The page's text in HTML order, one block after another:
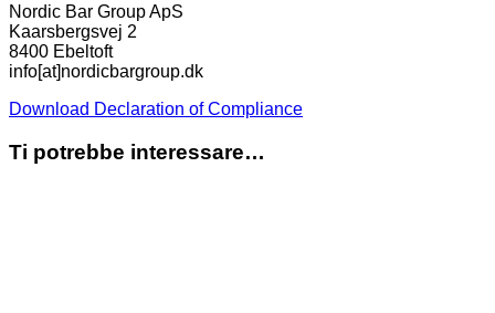
Nordic Bar Group ApS
Kaarsbergsvej 2
8400 Ebeltoft
info[at]nordicbargroup.dk
Download Declaration of Compliance
Ti potrebbe interessare…